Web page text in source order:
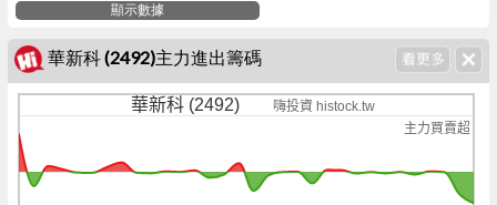
顯示數據
華新科 (2492)主力進出籌碼
主力買賣超
華新科 (2492) 嗨投資 histock.tw